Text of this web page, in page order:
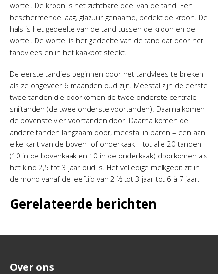
wortel. De kroon is het zichtbare deel van de tand. Een
beschermende laag, glazuur genaamd, bedekt de kroon. De
hals is het gedeelte van de tand tussen de kroon en de
wortel. De wortel is het gedeelte van de tand dat door het
tandvlees en in het kaakbot steekt.
De eerste tandjes beginnen door het tandvlees te breken
als ze ongeveer 6 maanden oud zijn. Meestal zijn de eerste
twee tanden die doorkomen de twee onderste centrale
snijtanden (de twee onderste voortanden). Daarna komen
de bovenste vier voortanden door. Daarna komen de
andere tanden langzaam door, meestal in paren – een aan
elke kant van de boven- of onderkaak – tot alle 20 tanden
(10 in de bovenkaak en 10 in de onderkaak) doorkomen als
het kind 2,5 tot 3 jaar oud is. Het volledige melkgebit zit in
de mond vanaf de leeftijd van 2 ½ tot 3 jaar tot 6 à 7 jaar.
Gerelateerde berichten
Over ons